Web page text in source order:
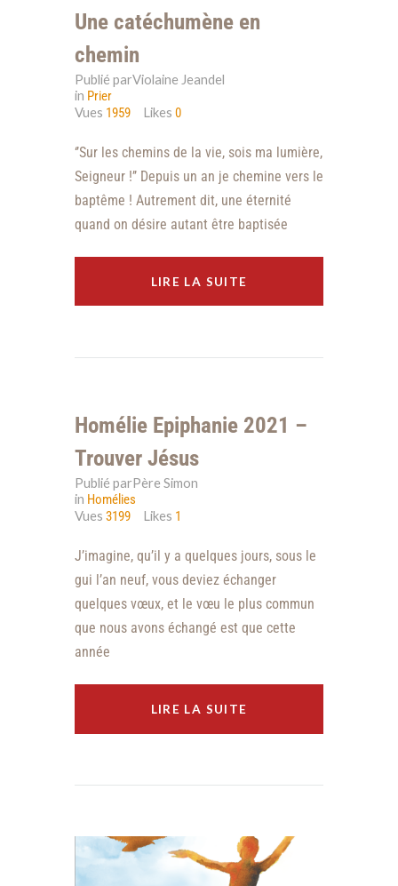
Une catéchumène en
chemin
Publié parViolaine Jeandel
in Prier
Vues 1959 Likes0
‘’Sur les chemins de la vie, sois ma lumière,
Seigneur !’’ Depuis un an je chemine vers le
baptême ! Autrement dit, une éternité
quand on désire autant être baptisée
LIRE LA SUITE
Homélie Epiphanie 2021 –
Trouver Jésus
Publié parPère Simon
in Homélies
Vues 3199 Likes 1
J’imagine, qu’il y a quelques jours, sous le
gui l’an neuf, vous deviez échanger
quelques vœux, et le vœu le plus commun
que nous avons échangé est que cette
année
LIRE LA SUITE